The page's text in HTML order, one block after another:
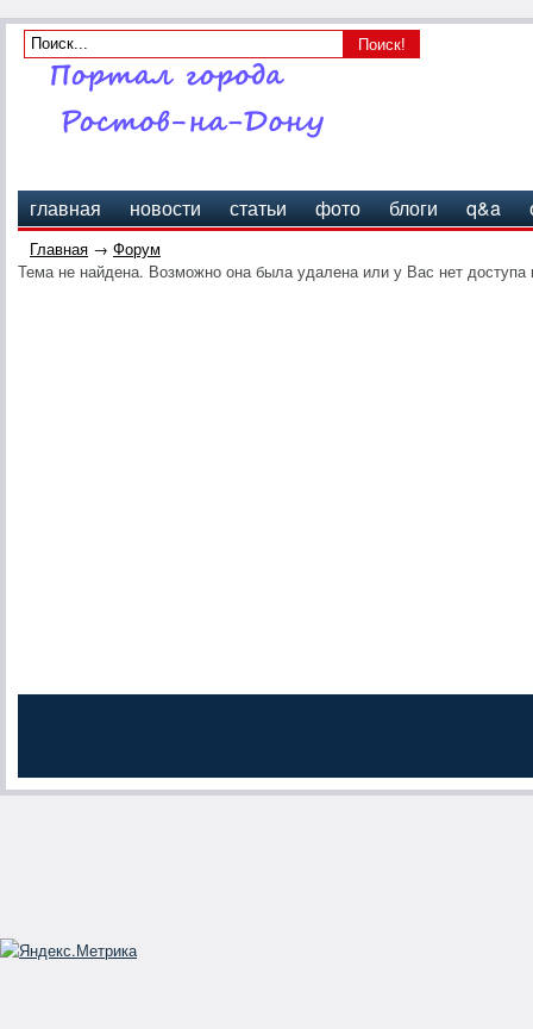
главная новости статьи фото блоги q&a
Главная → Форум
Тема не найдена. Возможно она была удалена или у Вас нет доступа